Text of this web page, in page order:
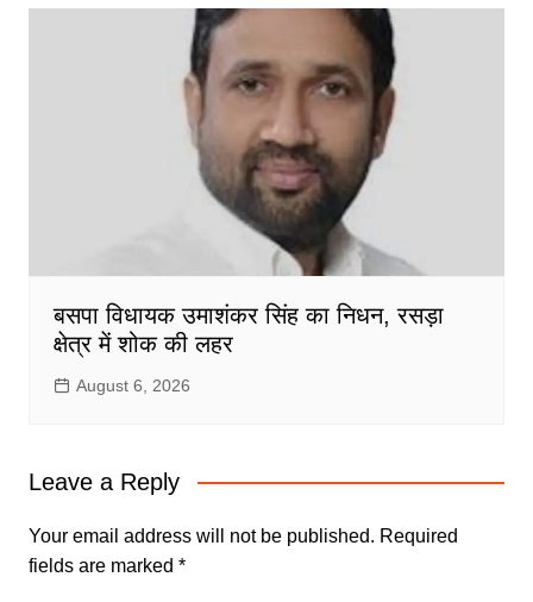
बसपा विधायक उमाशंकर सिंह का निधन, रसड़ा
क्षेत्र में शोक की लहर
August 6, 2026
Leave a Reply
Your email address will not be published. Required
fields are marked *